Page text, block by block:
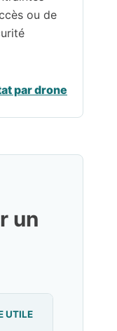
ou de
par drone
un
UTILE